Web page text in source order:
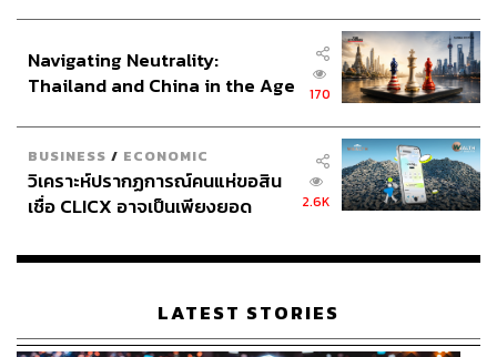
Navigating Neutrality:
Thailand and China in the Age
170
BUSINESS / ECONOMIC
วิเคราะห์ปรากฏการณ์คนแห่ขอสิน
เชื่อ CLICX อาจเป็นเพียงยอด
เรือนไทยที่ถูกซุกไว้
2.6K
LATEST STORIES